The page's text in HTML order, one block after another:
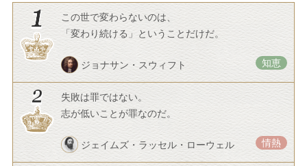
この世で変わらないのは、
「変わり続ける」ということだけだ。
ジョナサン・スウィフト 知恵
失敗は罪ではない。
志が低いことが罪なのだ。
ジェイムズ・ラッセル・ローウェル 情熱